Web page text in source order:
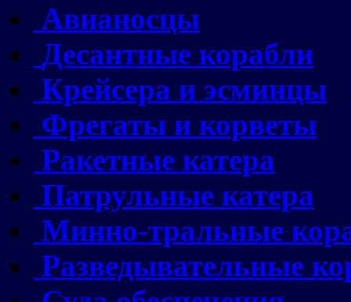
Авианосцы
Десантные корабли
Крейсера и эсминцы
Фрегаты и корветы
Ракетные катера
Патрульные катера
Минно-тральные
Разведывательные